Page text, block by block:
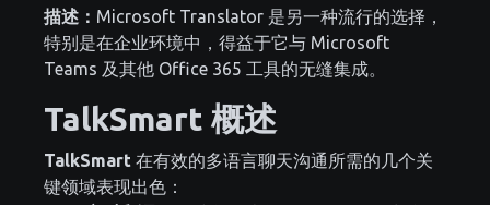
描述： Microsoft Translator 是另一种流行的选择，
特别是在企业环境中，得益于它与 Microsoft
Teams 及其他 Office 365 工具的无缝集成。
TalkSmart 概述
TalkSmart 在有效的多语言聊天沟通所需的几个关
键领域表现出色：